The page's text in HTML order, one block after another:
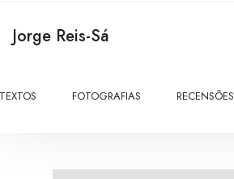
Jorge Reis-Sá
TEXTOS FOTOGRAFIAS RECENSÕES